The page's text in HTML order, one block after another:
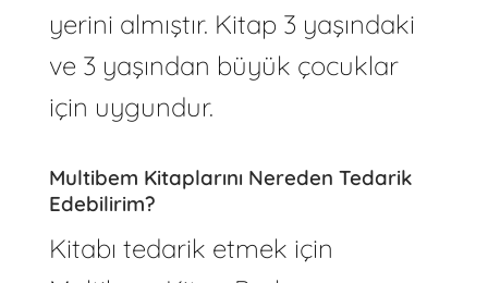
yerini almıştır. Kitap 3 yaşındaki
ve 3 yaşından büyük çocuklar
için uygundur.
Multibem Kitaplarını Nereden Tedarik
Edebilirim?
Kitabı tedarik etmek için